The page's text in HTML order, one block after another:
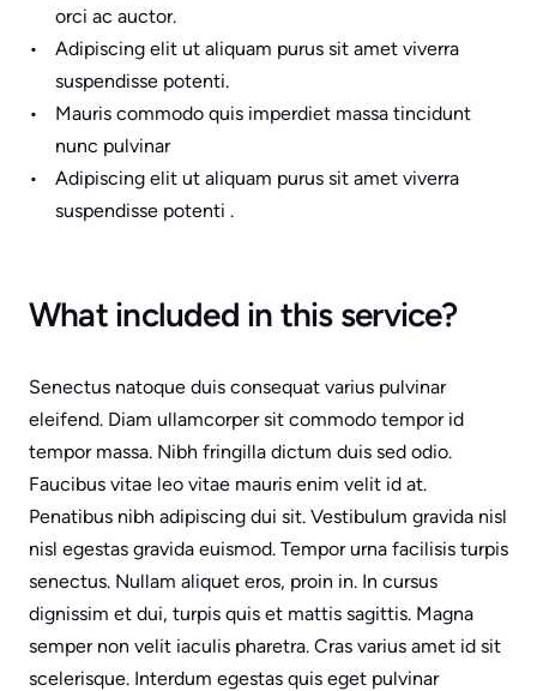
orci ac auctor.
Adipiscing elit ut aliquam purus sit amet viverra
suspendisse potenti.
Mauris commodo quis imperdiet massa tincidunt
nunc pulvinar
Adipiscing elit ut aliquam purus sit amet viverra
suspendisse potenti .
What included in this service?
Senectus natoque duis consequat varius pulvinar
eleifend. Diam ullamcorper sit commodo tempor id
tempor massa. Nibh fringilla dictum duis sed odio.
Faucibus vitae leo vitae mauris enim velit id at.
Penatibus nibh adipiscing dui sit. Vestibulum gravida nisl
nisl egestas gravida euismod. Tempor urna facilisis turpis
senectus. Nullam aliquet eros, proin in. In cursus
dignissim et dui, turpis quis et mattis sagittis. Magna
semper non velit iaculis pharetra. Cras varius amet id sit
scelerisque. Interdum egestas quis eget pulvinar